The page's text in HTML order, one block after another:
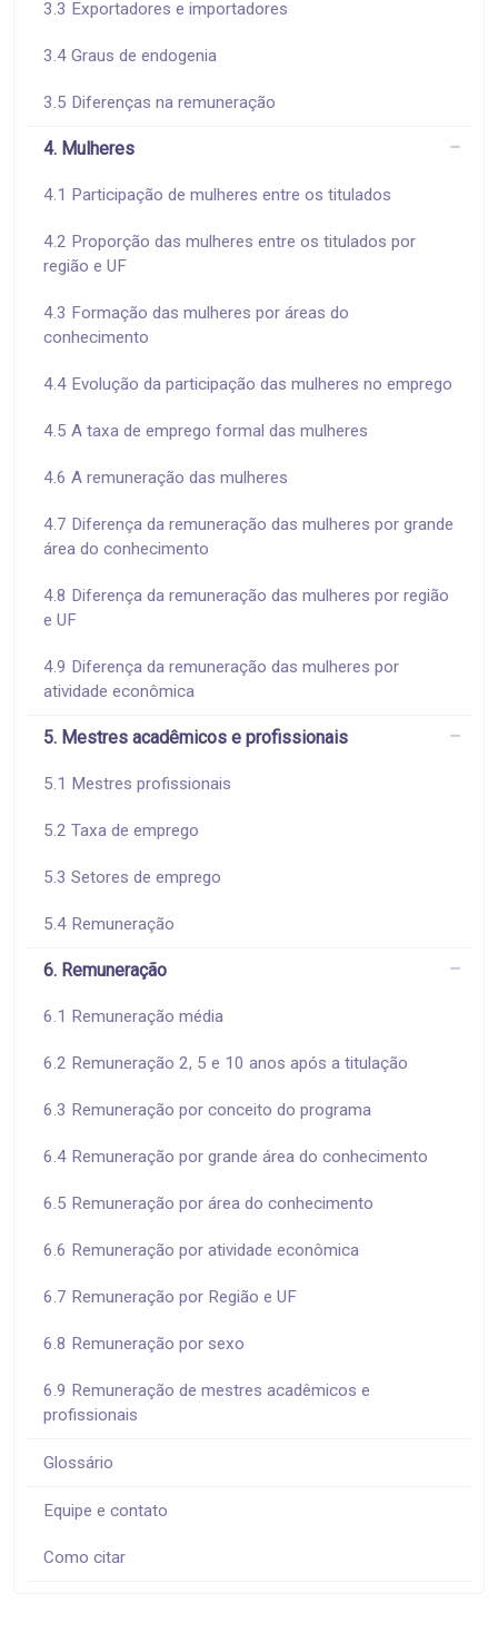
3.3 Exportadores e importadores
3.4 Graus de endogenia
3.5 Diferenças na remuneração
4. Mulheres
4.1 Participação de mulheres entre os titulados
4.2 Proporção das mulheres entre os titulados por
região e UF
4.3 Formação das mulheres por áreas do
conhecimento
4.4 Evolução da participação das mulheres no emprego
4.5 A taxa de emprego formal das mulheres
4.6 A remuneração das mulheres
4.7 Diferença da remuneração das mulheres por grande
área do conhecimento
4.8 Diferença da remuneração das mulheres por região
e UF
4.9 Diferença da remuneração das mulheres por
atividade econômica
5. Mestres acadêmicos e profissionais
5.1 Mestres profissionais
5.2 Taxa de emprego
5.3 Setores de emprego
5.4 Remuneração
6. Remuneração
6.1 Remuneração média
6.2 Remuneração 2, 5 e 10 anos após a titulação
6.3 Remuneração por conceito do programa
6.4 Remuneração por grande área do conhecimento
6.5 Remuneração por área do conhecimento
6.6 Remuneração por atividade econômica
6.7 Remuneração por Região e UF
6.8 Remuneração por sexo
6.9 Remuneração de mestres acadêmicos e
profissionais
Glossário
Equipe e contato
Como citar